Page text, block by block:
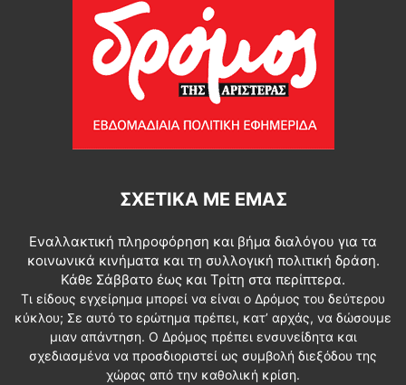
ΣΧΕΤΙΚΆ ΜΕ ΕΜΆΣ
Εναλλακτική πληροφόρηση και βήμα διαλόγου για τα
κοινωνικά κινήματα και τη συλλογική πολιτική δράση.
Κάθε Σάββατο έως και Τρίτη στα περίπτερα.
Τι είδους εγχείρημα μπορεί να είναι ο Δρόμος του δεύτερου
κύκλου; Σε αυτό το ερώτημα πρέπει, κατ’ αρχάς, να δώσουμε
μιαν απάντηση. Ο Δρόμος πρέπει ενσυνείδητα και
σχεδιασμένα να προσδιοριστεί ως συμβολή διεξόδου της
χώρας από την καθολική κρίση.